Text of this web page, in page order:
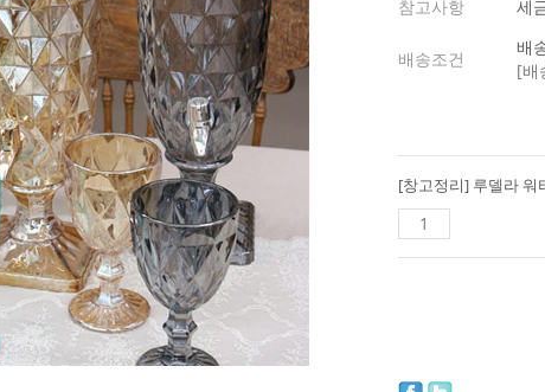
참고사항
세
배송조건
배
[배
[창고정리] 루델라 워